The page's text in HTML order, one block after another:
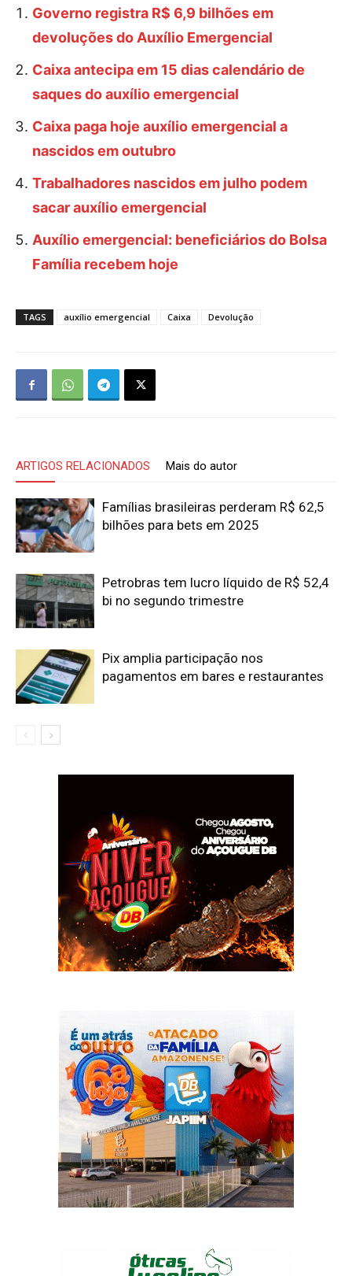
Governo registra R$ 6,9 bilhões em
devoluções do Auxílio Emergencial
Caixa antecipa em 15 dias calendário de
saques do auxílio emergencial
Caixa paga hoje auxílio emergencial a
nascidos em outubro
Trabalhadores nascidos em julho podem
sacar auxílio emergencial
Auxílio emergencial: beneficiários do Bolsa
Família recebem hoje
TAGS auxílio emergencial Caixa Devolução
ARTIGOS RELACIONADOS Mais do autor
Famílias brasileiras perderam R$ 62,5
bilhões para bets em 2025
Petrobras tem lucro líquido de R$ 52,4
bi no segundo trimestre
Pix amplia participação nos
pagamentos em bares e restaurantes